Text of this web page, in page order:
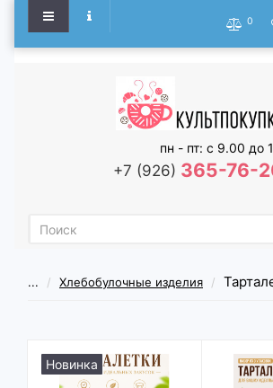
0
пн - пт: с 9.00 до
+7 (926) 365-76-
... Хлебобулочные изделия
Новинка